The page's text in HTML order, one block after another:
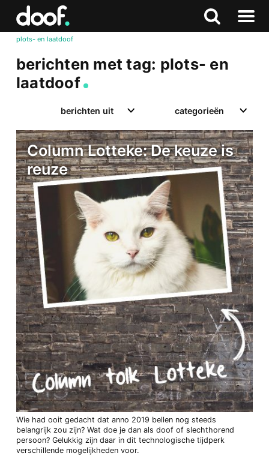
Zoeken
Naar
plots- en laatdoof
berichten met tag: plots- en
laatdoof
berichten uit categorieën
Column Lotteke: De keuze is
reuze
Wie had ooit gedacht dat anno 2019 bellen nog steeds
belangrijk zou zijn? Wat doe je dan als doof of slechthorend
persoon? Gelukkig zijn daar in dit technologische tijdperk
verschillende mogelijkheden voor.
Doof.nl
Zoeken